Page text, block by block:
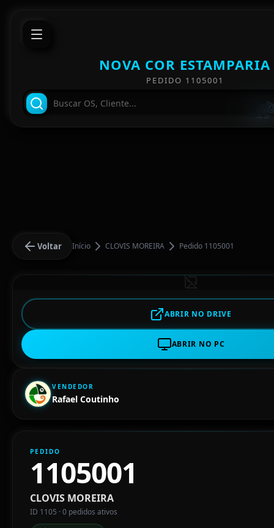
NOVA COR ESTAMPARIA
PEDIDO 1105001
Voltar Início CLOVIS MOREIRA Pedido 1105001
ABRIR NO DRIVE
ABRIR NO PC
VENDEDOR
Rafael Coutinho
PEDIDO
1105001
CLOVIS MOREIRA
ID 1105 · 0 pedidos ativos